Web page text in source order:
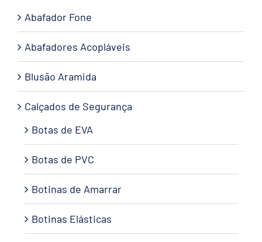
Abafador Fone
Abafadores Acopláveis
Blusão Aramida
Calçados de Segurança
Botas de EVA
Botas de PVC
Botinas de Amarrar
Botinas Elásticas